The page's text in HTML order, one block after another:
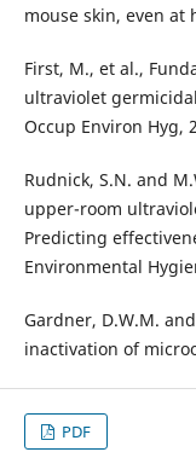
mouse skin, even at
First, M., et al.,
ultraviolet
Occup Environ Hyg,
Rudnick, S.N. and
upper-room
Predicting
Environmental
Gardner, D.W.M.
inactivation of
PDF